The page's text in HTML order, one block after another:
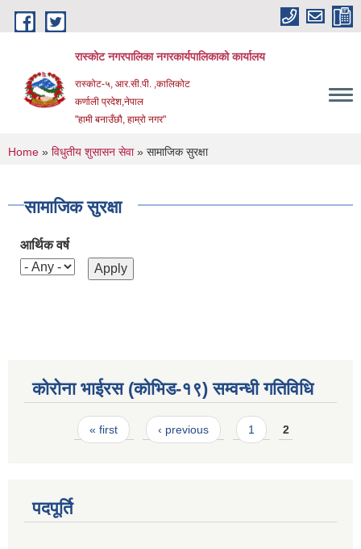
Skip to main content
रास्कोट नगरपालिका नगरकार्यपालिकाको कार्यालय
रास्कोट-५, आर.सी.पी. ,कालिकोट
कर्णाली प्रदेश,नेपाल
"हामी बनाउँछौ, हाम्रो नगर"
You are here
Home » विधुतीय शुसासन सेवा» सामाजिक सुरक्षा
सामाजिक सुरक्षा
आर्थिक वर्ष
कोरोना भाईरस (कोभिड-१९) सम्वन्धी गतिविधि
Pages« first ‹ previous 1 2
पदपूर्ति